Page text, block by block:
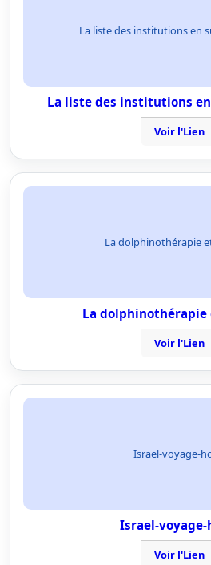
La liste des institutions en
La liste des institutions
Voir l'Lien
La dolphinothérapie
La
Voir l'Lien
Israel-voyage-
Israel-
Voir l'Lien